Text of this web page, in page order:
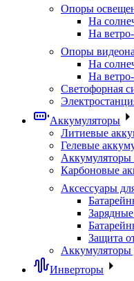
Опоры
На
На
Опоры
На
На
Светофорная
Аккумуляторы
Литиевые
Гелевые
Карбоновые
Аксессуары
Защита
Инверторы